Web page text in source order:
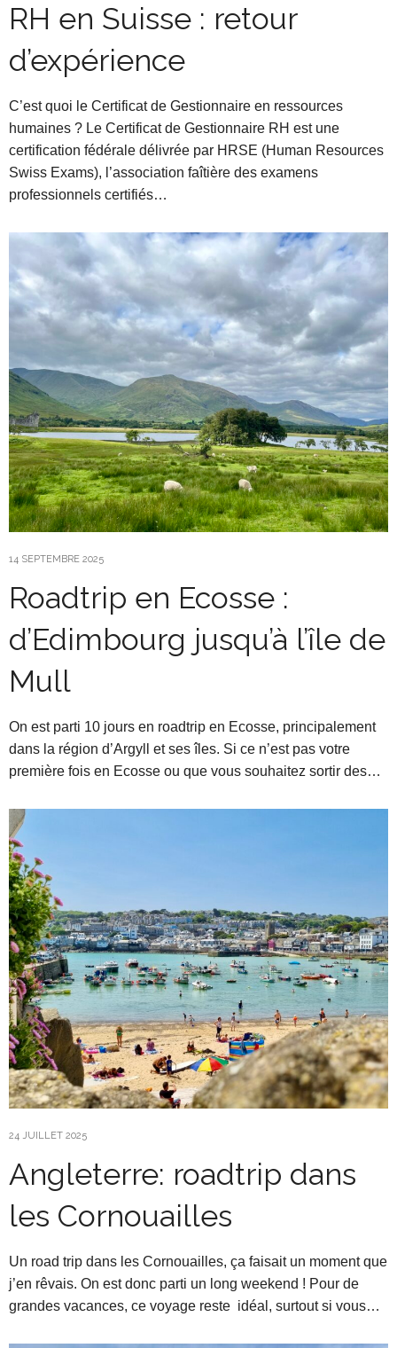
RH en Suisse : retour
d’expérience
C’est quoi le Certificat de Gestionnaire en ressources
humaines ? Le Certificat de Gestionnaire RH est une
certification fédérale délivrée par HRSE (Human Resources
Swiss Exams), l’association faîtière des examens
professionnels certifiés…
14 SEPTEMBRE 2025
Roadtrip en Ecosse :
d’Edimbourg jusqu’à l’île de
Mull
On est parti 10 jours en roadtrip en Ecosse, principalement
dans la région d’Argyll et ses îles. Si ce n’est pas votre
première fois en Ecosse ou que vous souhaitez sortir des…
24 JUILLET 2025
Angleterre: roadtrip dans
les Cornouailles
Un road trip dans les Cornouailles, ça faisait un moment que
j’en rêvais. On est donc parti un long weekend ! Pour de
grandes vacances, ce voyage reste idéal, surtout si vous…